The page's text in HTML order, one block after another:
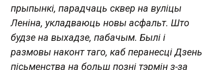
прыпынкі, парадчаць сквер на вуліцы
Леніна, укладваюць новы асфальт. Што
будзе на выхадзе, пабачым. Былі і
размовы наконт таго, каб перанесці Дзень
пісьменства на больш позні тэрмін з-за